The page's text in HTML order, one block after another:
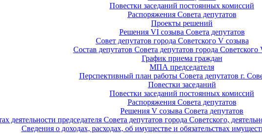
Повестки заседаний постоянных комиссий
Распоряжения Совета депутатов
Проекты решений
Решения VI созыва Совета депутатов
Совет депутатов города Советского V созыва
Состав депутатов Совета депутатов города Советского
График приема граждан
МПА председателя
Перспективный план работы Совета депутатов г.
Повестки заседаний
Повестки заседаний постоянных комиссий
Распоряжения Совета депутатов
Решения V созыва Совета депутатов
деятельности председателя Совета депутатов города Советского,
Сведения о доходах, расходах, об имуществе и обязательствах